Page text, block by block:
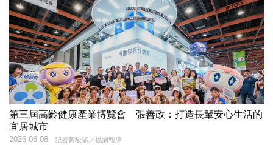
第三屆高齡健康產業博覽會 張善政：打造長輩安心生活的
宜居城市
記者黃駿騏／桃園報導
2026-08-08